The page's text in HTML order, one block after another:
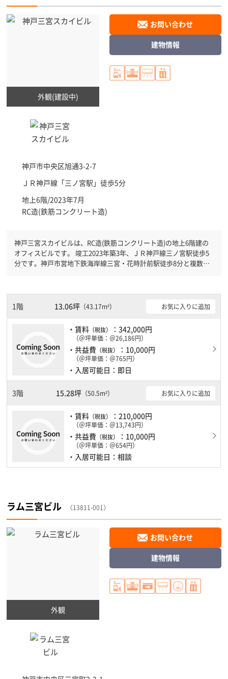
外観(建設中)
神戸市中央区旭通3-2-7
ＪＲ神戸線「三ノ宮駅 」徒歩5分
地上6階/2023年7月
RC造(鉄筋コンクリート造)
お問い合わせ
建物情報
神戸三宮スカイビルは、RC造(鉄筋コンクリート造)の地上6階建の
オフィスビルです。 竣工2023年築3年、ＪＲ神戸線三ノ宮駅徒歩5
分です。神戸市営地下鉄海岸線三宮・花時計前駅徒歩8分と複数駅
1階 13.06坪（43.17m²） お気に入りに追加
・賃料 （税抜） ：342,000円
（＠坪単価：＠26,186円）
・共益費 （税抜） ：10,000円
（＠坪単価：＠765円）
・入居可能日：即日
3階 15.28坪 （50.5m²） お気に入りに追加
・賃料 （税抜） ：210,000円
（＠坪単価：＠13,743円）
・共益費 （税抜） ：10,000円
（＠坪単価：＠654円）
・入居可能日：相談
ラム三宮ビル 〈13811-001〉
外観
お問い合わせ
建物情報